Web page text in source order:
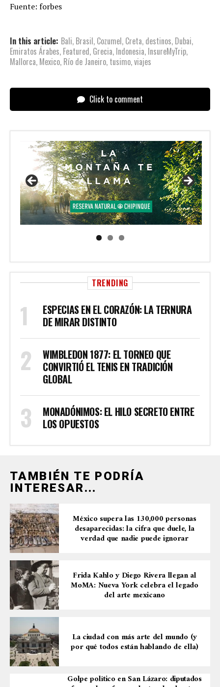
Fuente: forbes
In this article: Bali, Brasil, Cozumel, Creta, destinos, Dubai,
Emiratos Árabes, Featured, Grecia, Indonesia, InsureMyTrip,
Mallorca, Mexico, Río de Janeiro, tusimo,viajes
Click to comment
TRENDING
ESPECIAS EN EL CORAZÓN: LA TERNURA
DE MIRAR DISTINTO
WIMBLEDON 1877: EL TORNEO QUE
CONVIRTIÓ EL TENIS EN TRADICIÓN
GLOBAL
MONADÓNIMOS: EL HILO SECRETO ENTRE
LOS OPUESTOS
TAMBIÉN TE PODRÍA
INTERESAR...
México supera las 130,000 personas
desaparecidas: la cifra que duele, la
verdad que nadie puede ignorar
Frida Kahlo y Diego Rivera llegan al
MoMA: Nueva York celebra el legado
del arte mexicano
La ciudad con más arte del mundo (y
por qué todos están hablando de ella)
Golpe político en San Lázaro: diputados